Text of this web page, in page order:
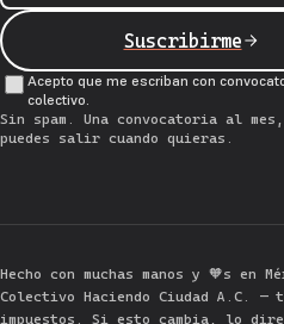
Suscribirme
Acepto que me escriban con
colectivo.
Sin spam. Una convocatoria al mes,
puedes salir cuando quieras.
Hecho con muchas manos y 🧡s en
Colectivo Haciendo Ciudad A.C. —
impuestos. Si esto cambia, lo